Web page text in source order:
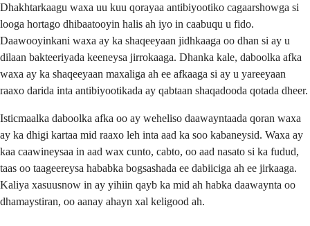
Dhakhtarkaagu waxa uu kuu qorayaa antibiyootiko cagaarshowga si
looga hortago dhibaatooyin halis ah iyo in caabuqu u fido.
Daawooyinkani waxa ay ka shaqeeyaan jidhkaaga oo dhan si ay u
dilaan bakteeriyada keeneysa jirrokaaga. Dhanka kale, daboolka afka
waxa ay ka shaqeeyaan maxaliga ah ee afkaaga si ay u yareeyaan
raaxo darida inta antibiyootikada ay qabtaan shaqadooda qotada dheer.
Isticmaalka daboolka afka oo ay weheliso daawayntaada qoran waxa
ay ka dhigi kartaa mid raaxo leh inta aad ka soo kabaneysid. Waxa ay
kaa caawineysaa in aad wax cunto, cabto, oo aad nasato si ka fudud,
taas oo taageereysa hababka bogsashada ee dabiiciga ah ee jirkaaga.
Kaliya xasuusnow in ay yihiin qayb ka mid ah habka daawaynta oo
dhamaystiran, oo aanay ahayn xal keligood ah.